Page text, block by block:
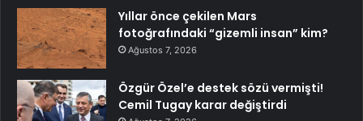
Yıllar önce çekilen Mars
fotoğrafındaki “gizemli insan” kim?
Ağustos 7, 2026
Özgür Özel’e destek sözü vermişti!
Cemil Tugay karar değiştirdi